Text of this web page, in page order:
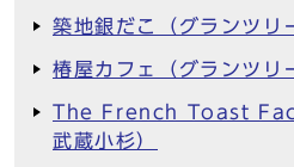
築地銀だこ（グランツリ
椿屋カフェ（グランツリ
The French Toast
武蔵小杉）